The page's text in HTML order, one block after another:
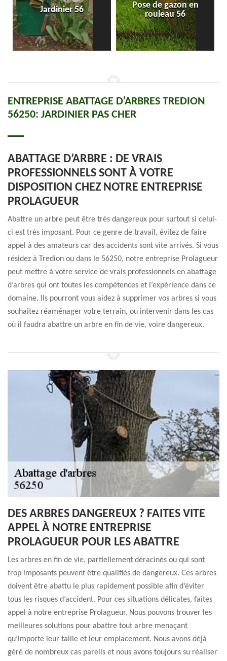
Jardinier 56
Pose de gazon en
rouleau 56
ENTREPRISE ABATTAGE D'ARBRES TREDION
56250: JARDINIER PAS CHER
ABATTAGE D’ARBRE : DE VRAIS
PROFESSIONNELS SONT À VOTRE
DISPOSITION CHEZ NOTRE ENTREPRISE
PROLAGUEUR
Abattre un arbre peut être très dangereux pour surtout si celui-
ci est très imposant. Pour ce genre de travail, évitez de faire
appel à des amateurs car des accidents sont vite arrivés. Si vous
résidez à Tredion ou dans le 56250, notre entreprise Prolagueur
peut mettre à votre service de vrais professionnels en abattage
d’arbres qui ont toutes les compétences et l’expérience dans ce
domaine. Ils pourront vous aidez à supprimer vos arbres si vous
souhaitez réaménager votre terrain, ou intervenir dans les cas
où il faudra abattre un arbre en fin de vie, voire dangereux.
DES ARBRES DANGEREUX ? FAITES VITE
APPEL À NOTRE ENTREPRISE
PROLAGUEUR POUR LES ABATTRE
Les arbres en fin de vie, partiellement déracinés ou qui sont
trop imposants peuvent être qualifiés de dangereux. Ces arbres
doivent être abattu le plus rapidement possible afin d’éviter
tous les risques d’accident. Pour ces situations délicates, faites
appel à notre entreprise Prolagueur. Nous pouvons trouver les
meilleures solutions pour abattre tout arbre menaçant
qu’importe leur taille et leur emplacement. Nous avons déjà
géré de nombreux cas pareils et nous avons toujours su réaliser